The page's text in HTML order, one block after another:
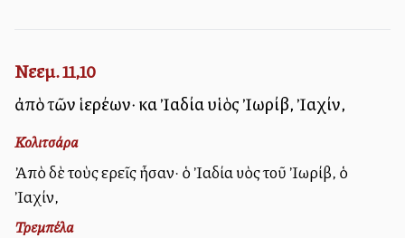
Νεεμ. 11,10
ἀπὸ τῶν ἱερέων· καὶ Ἰαδία υἱὸς Ἰωρίβ, Ἰαχίν,
Κολιτσάρα
Ἀπὸ δὲ τοὺς ἱερεῖς ἦσαν· ὁ Ἰαδία υἱὸς τοῦ Ἰωρίβ, ὁ
Ἰαχίν,
Τρεμπέλα